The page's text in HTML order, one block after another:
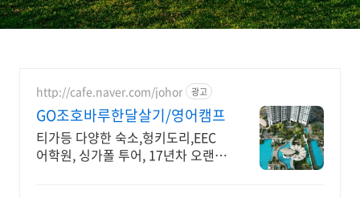
http://cafe.naver.com/johor 광고
GO조호바루한달살기/영어캠프
티가등 다양한 숙소,헝키도리,EEC
어학원, 싱가폴 투어, 17년차 오랜기